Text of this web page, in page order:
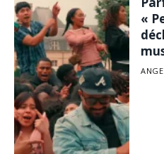
«
ANGE